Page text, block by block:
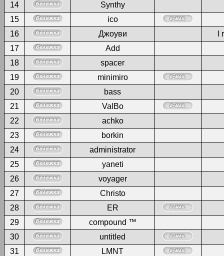
14
Synthy
15
ico
16
Джоуви
17
Add
18
spacer
19
minimiro
20
bass
21
ValBo
22
achko
23
borkin
24
administrator
25
yaneti
26
voyager
27
Christo
28
ER
29
compound ™
30
untitled
31
LMNT